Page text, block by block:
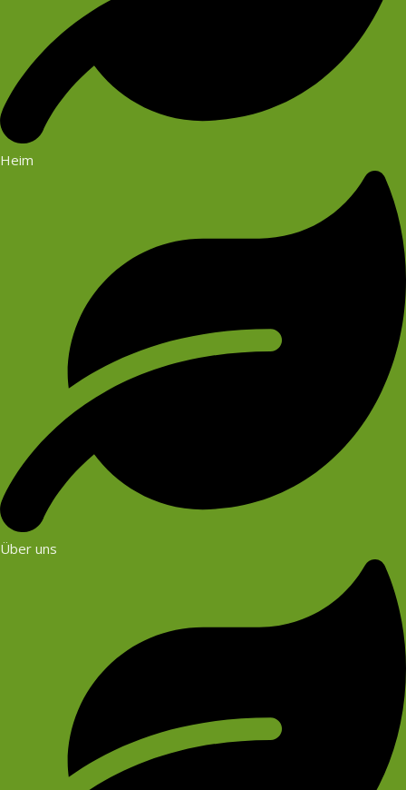
Heim
Über uns